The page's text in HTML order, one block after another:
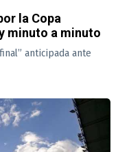
la Copa
minuto a minuto
anticipada ante